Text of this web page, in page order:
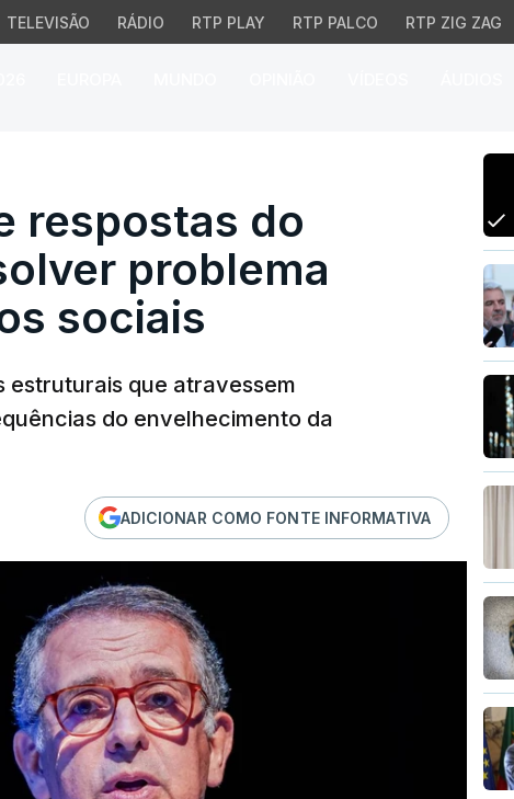
TELEVISÃO RÁDIO RTP PLAY RTP PALCO RTP ZIG ZAG
do Governo
respostas do
problema
sociais
estruturais que atravessem
do envelhecimento da
ADICIONAR COMO FONTE INFORMATIVA